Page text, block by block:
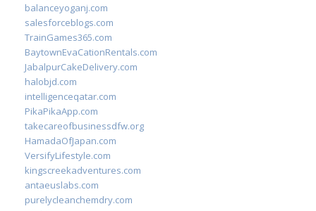
balanceyoganj.com
salesforceblogs.com
TrainGames365.com
BaytownEvaCationRentals.com
JabalpurCakeDelivery.com
halobjd.com
intelligenceqatar.com
PikaPikaApp.com
takecareofbusinessdfw.org
HamadaOfJapan.com
VersifyLifestyle.com
kingscreekadventures.com
antaeuslabs.com
purelycleanchemdry.com